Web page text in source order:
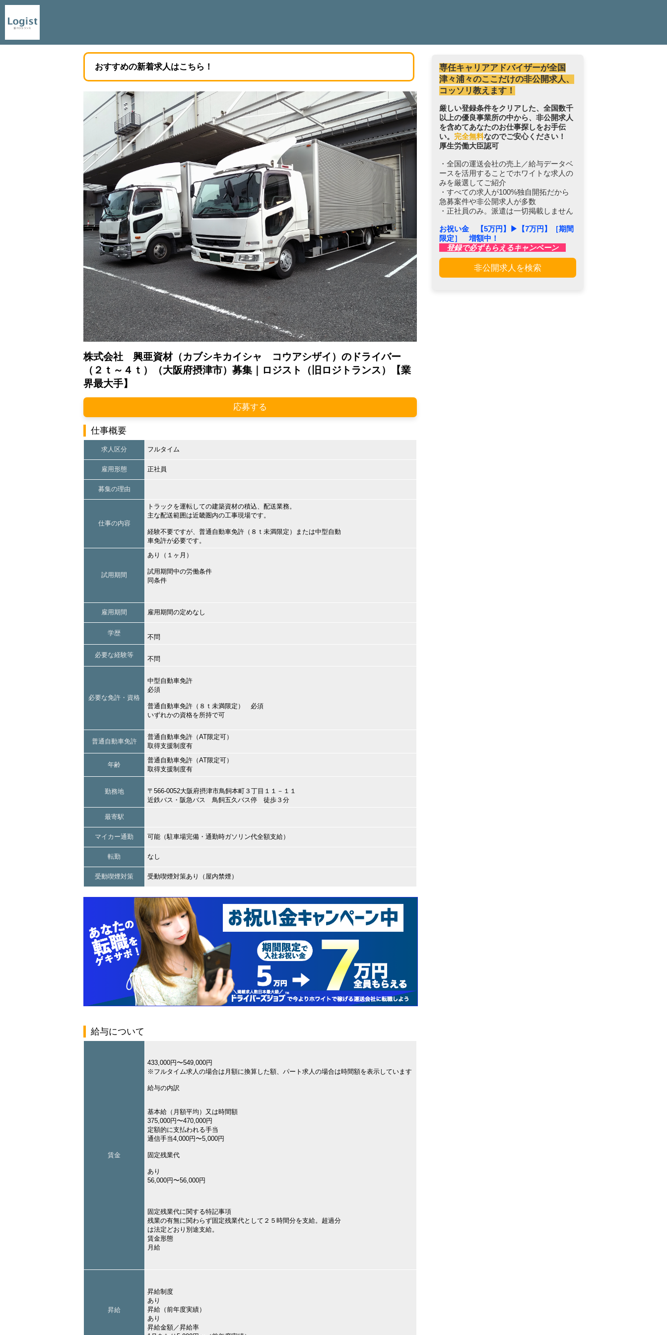
おすすめの新着求人はこちら！
株式会社 興亜資材（カブシキカイシャ コウアシザイ）のドライバー
（２ｔ～４ｔ）（大阪府摂津市）募集｜ロジスト（旧ロジトランス）【業
界最大手】
応募する
仕事概要
求人区分 フルタイム
雇用形態 正社員
募集の理由
仕事の内容
トラックを運転しての建築資材の積込、配送業務。
主な配送範囲は近畿圏内の工事現場です。
経験不要ですが、普通自動車免許（８ｔ未満限定）または中型自動
車免許が必要です。
試用期間
あり（１ヶ月）
試用期間中の労働条件
同条件
雇用期間 雇用期間の定めなし
学歴
不問
必要な経験等
不問
必要な免許・資格
中型自動車免許
必須
普通自動車免許（８ｔ未満限定） 必須
いずれかの資格を所持で可
普通自動車免許
普通自動車免許（AT限定可）
取得支援制度有
年齢
普通自動車免許（AT限定可）
取得支援制度有
勤務地
〒566-0052大阪府摂津市鳥飼本町３丁目１１－１１
近鉄バス・阪急バス 鳥飼五久バス停 徒歩３分
最寄駅
マイカー通勤 可能（駐車場完備・通勤時ガソリン代全額支給）
転勤 なし
受動喫煙対策 受動喫煙対策あり（屋内禁煙）
給与について
賃金
433,000円〜549,000円
※フルタイム求人の場合は月額に換算した額、パート求人の場合は時間額を表示しています
給与の内訳
基本給（月額平均）又は時間額
375,000円〜470,000円
定額的に支払われる手当
通信手当4,000円〜5,000円
固定残業代
あり
56,000円〜56,000円
固定残業代に関する特記事項
残業の有無に関わらず固定残業代として２５時間分を支給。超過分
は法定どおり別途支給。
賃金形態
月給
昇給
昇給制度
あり
昇給（前年度実績）
あり
昇給金額／昇給率
専任キャリアアドバイザーが全国
津々浦々のここだけの非公開求人、
コッソリ教えます！
厳しい登録条件をクリアした、全国数千
以上の優良事業所の中から、非公開求人
を含めてあなたのお仕事探しをお手伝
い。 完全無料なのでご安心ください！
厚生労働大臣認可
・全国の運送会社の売上／給与データベ
ースを活用することでホワイトな求人の
みを厳選してご紹介
・すべての求人が100%独自開拓だから
急募案件や非公開求人が多数
・正社員のみ。派遣は一切掲載しません
お祝い金 【5万円】▶︎【7万円】［期間
限定］ 増額中！
登録で必ずもらえるキャンペーン
非公開求人を検索